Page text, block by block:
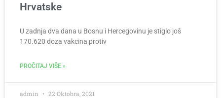
Hrvatske
U zadnja dva dana u Bosnu i Hercegovinu je stiglo još
170.620 doza vakcina protiv
PROČITAJ VIŠE »
admin 22 Oktobra, 2021